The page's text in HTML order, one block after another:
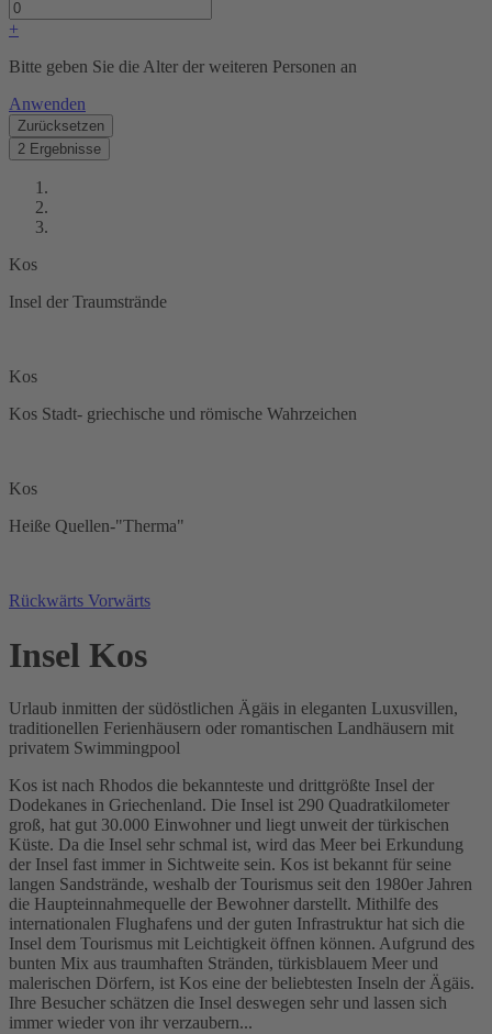
+
Bitte geben Sie die Alter der weiteren Personen an
Anwenden
Zurücksetzen
2 Ergebnisse
Kos
Insel der Traumstrände
Kos
Kos Stadt- griechische und römische Wahrzeichen
Kos
Heiße Quellen-"Therma"
Rückwärts Vorwärts
Insel Kos
Urlaub inmitten der südöstlichen Ägäis in eleganten Luxusvillen,
traditionellen Ferienhäusern oder romantischen Landhäusern mit
privatem Swimmingpool
Kos ist nach Rhodos die bekannteste und drittgrößte Insel der
Dodekanes in Griechenland. Die Insel ist 290 Quadratkilometer
groß, hat gut 30.000 Einwohner und liegt unweit der türkischen
Küste. Da die Insel sehr schmal ist, wird das Meer bei Erkundung
der Insel fast immer in Sichtweite sein. Kos ist bekannt für seine
langen Sandstrände, weshalb der Tourismus seit den 1980er Jahren
die Haupteinnahmequelle der Bewohner darstellt. Mithilfe des
internationalen Flughafens und der guten Infrastruktur hat sich die
Insel dem Tourismus mit Leichtigkeit öffnen können. Aufgrund des
bunten Mix aus traumhaften Stränden, türkisblauem Meer und
malerischen Dörfern, ist Kos eine der beliebtesten Inseln der Ägäis.
Ihre Besucher schätzen die Insel deswegen sehr und lassen sich
immer wieder von ihr verzaubern...